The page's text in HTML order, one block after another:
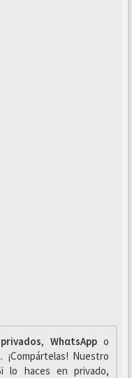
, WhαtsAppo
Nuestro
lo haces en privado,